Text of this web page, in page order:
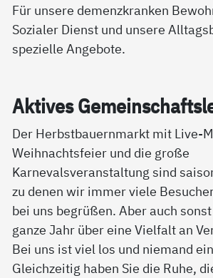
Für unsere demenzkranken
Sozialer Dienst und unsere
spezielle Angebote.
Ak­ti­ves
Der Herbstbauernmarkt mit Live-
Weihnachtsfeier und die große
Karnevalsveranstaltung sind
zu denen wir immer viele
bei uns begrüßen. Aber auch
ganze Jahr über eine Vielfalt an
Bei uns ist viel los und niemand
Gleichzeitig haben Sie die Ruhe,